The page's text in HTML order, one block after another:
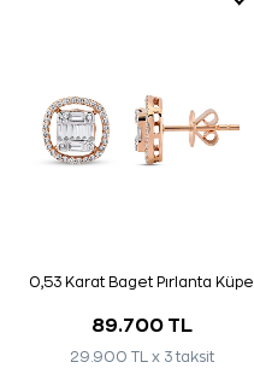
0,53 Karat Baget Pırlanta Küpe
89.700 TL
29.900 TL x 3 taksit